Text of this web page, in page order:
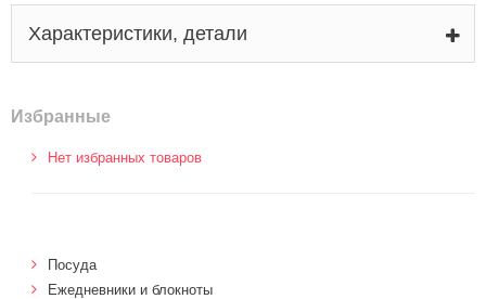
Характеристики, детали
Избранные
Нет избранных товаров
Посуда
Ежедневники и блокноты